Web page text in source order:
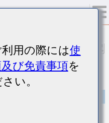
ンサ]
用の際には使
び免責事項を
い。